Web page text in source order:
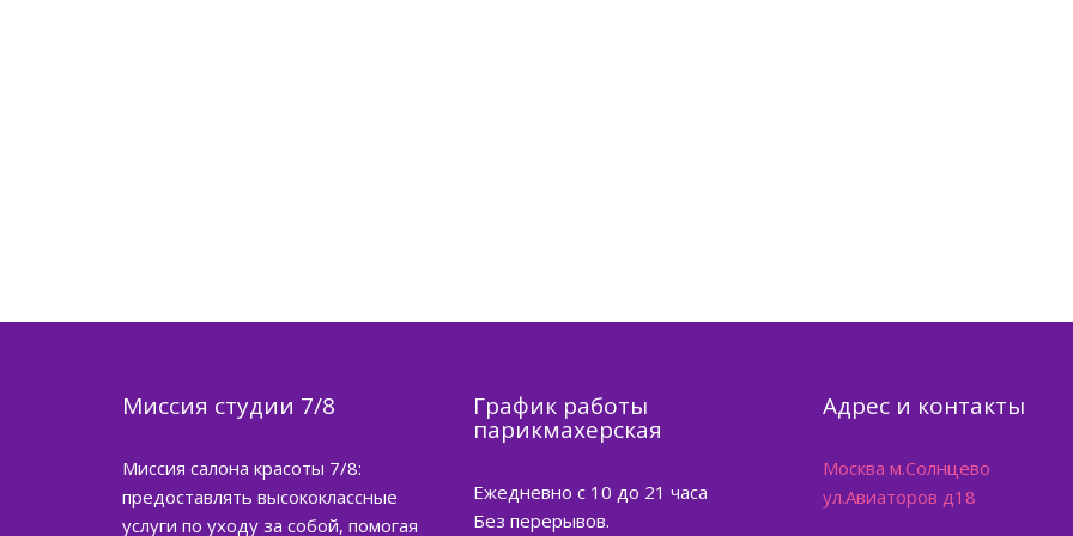
Миссия студии 7/8
Миссия салона красоты 7/8:
предоставлять высококлассные
услуги по уходу за собой, помогая
График работы
парикмахерская
Ежедневно с 10 до 21 часа
Без перерывов.
Адрес и контакты
Москва м.Солнцево
ул.Авиаторов д18